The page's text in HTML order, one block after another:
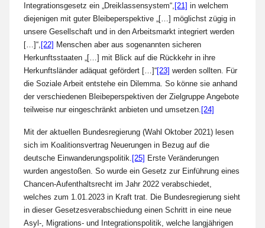
Integrationsgesetz ein „Dreiklassensystem“, [21] in welchem
diejenigen mit guter Bleibeperspektive „[…] möglichst zügig in
unsere Gesellschaft und in den Arbeitsmarkt integriert werden
[…]“, [22] Menschen aber aus sogenannten sicheren
Herkunftsstaaten „[…] mit Blick auf die Rückkehr in ihre
Herkunftsländer adäquat gefördert […]“[23] werden sollten. Für
die Soziale Arbeit entstehe ein Dilemma. So könne sie anhand
der verschiedenen Bleibeperspektiven der Zielgruppe Angebote
teilweise nur eingeschränkt anbieten und umsetzen. [24]
Mit der aktuellen Bundesregierung (Wahl Oktober 2021) lesen
sich im Koalitionsvertrag Neuerungen in Bezug auf die
deutsche Einwanderungspolitik. [25] Erste Veränderungen
wurden angestoßen. So wurde ein Gesetz zur Einführung eines
Chancen-Aufenthaltsrecht im Jahr 2022 verabschiedet,
welches zum 1.01.2023 in Kraft trat. Die Bundesregierung sieht
in dieser Gesetzesverabschiedung einen Schritt in eine neue
Asyl-, Migrations- und Integrationspolitik, welche langjährigen